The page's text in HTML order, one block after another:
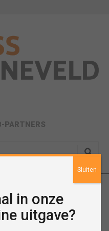
PARTNERS
in onze
uitgave?
Sluiten